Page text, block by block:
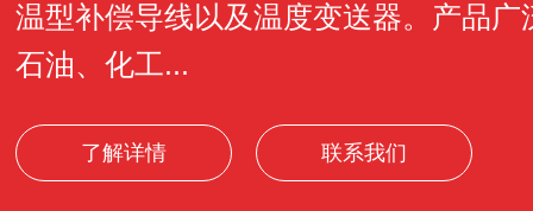
温型补偿导线以及温度变送器。产品广
石油、化工...
了解详情 联系我们